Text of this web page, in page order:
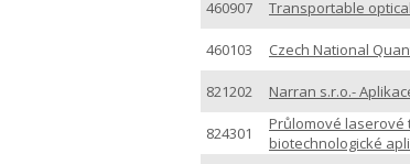
460907 Transportable
460103 Czech National
821202 Narran s.r.o.-
824301
Průlomové
biotechnologické